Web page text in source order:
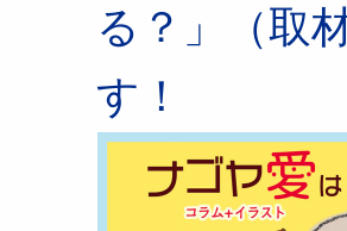
る？」（取
す！